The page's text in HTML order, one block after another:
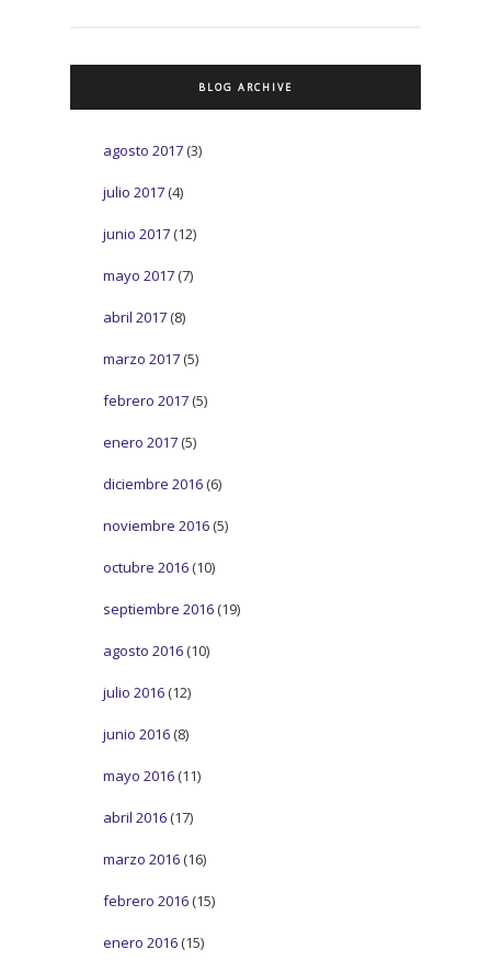
BLOG ARCHIVE
agosto 2017 (3)
julio 2017 (4)
junio 2017 (12)
mayo 2017 (7)
abril 2017 (8)
marzo 2017 (5)
febrero 2017 (5)
enero 2017 (5)
diciembre 2016 (6)
noviembre 2016 (5)
octubre 2016 (10)
septiembre 2016 (19)
agosto 2016 (10)
julio 2016 (12)
junio 2016 (8)
mayo 2016 (11)
abril 2016 (17)
marzo 2016 (16)
febrero 2016 (15)
enero 2016 (15)